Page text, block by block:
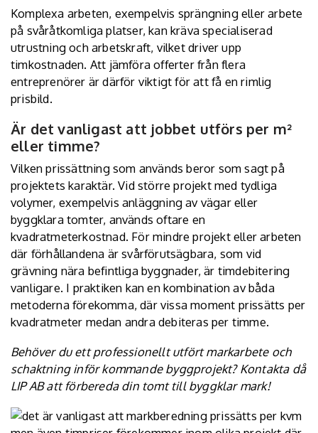
Komplexa arbeten, exempelvis sprängning eller arbete
på svåråtkomliga platser, kan kräva specialiserad
utrustning och arbetskraft, vilket driver upp
timkostnaden. Att jämföra offerter från flera
entreprenörer är därför viktigt för att få en rimlig
prisbild.
Är det vanligast att jobbet utförs per m²
eller timme?
Vilken prissättning som används beror som sagt på
projektets karaktär. Vid större projekt med tydliga
volymer, exempelvis anläggning av vägar eller
byggklara tomter, används oftare en
kvadratmeterkostnad. För mindre projekt eller arbeten
där förhållandena är svårförutsägbara, som vid
grävning nära befintliga byggnader, är timdebitering
vanligare. I praktiken kan en kombination av båda
metoderna förekomma, där vissa moment prissätts per
kvadratmeter medan andra debiteras per timme.
Behöver du ett professionellt utförtmarkarbeteoch
schaktning inför kommande byggprojekt? Kontakta då
LIP AB att förbereda din tomt till byggklar mark!